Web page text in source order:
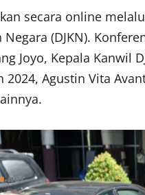
secara online
(DJKN).
Joyo, Kepala Kanwil
2024, Agustin Vita